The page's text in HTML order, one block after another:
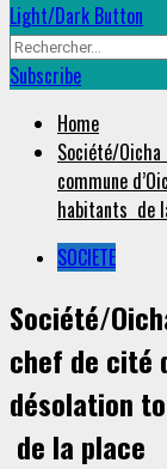
Light/Dark Button
Rechercher :
Subscribe
Home
Société/
commune
habitants de
SOCIETE
Société/
chef de cité
désolation
de la place